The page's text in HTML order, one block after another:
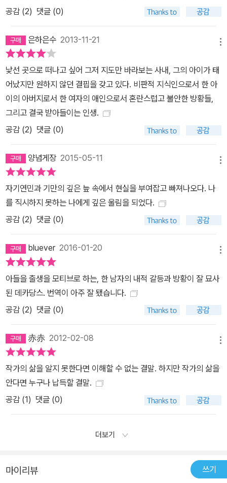
공감 (2) 댓글 (0)
은하은수 2013-11-21
낯선 곳으로 떠나고 싶어 그저 지도만 바라보는 사내, 그의 아이가 태
어났지만 원하지 않던 결핍을 갖고 있다. 비판적 지식인으로서 한 아
이의 아버지로서 한 여자의 애인으로서 혼란스럽고 불안한 방황들,
그리고 결국 받아들이는 인생.
공감 (2) 댓글 (0)
양념게장2015-05-11
자기연민과 기만의 깊은 늪 속에서 현실을 부여잡고 빠져나오다. 나
를 직시하지 못하는 나에게 깊은 울림을 되었다.
공감 (2) 댓글 (0)
bluever2016-01-20
아들을 출생을 모티브로 하는, 한 남자의 내적 갈등과 방황이 잘 묘사
된 데카당스. 번역이 아주 잘 됐습니다.
공감 (2) 댓글 (0)
赤赤 2012-02-08
작가의 삶을 알지 못한다면 이해할 수 없는 결말. 하지만 작가의 삶을
안다면 누구나 납득할 결말.
공감 (1) 댓글 (0)
더보기
마이리뷰 쓰기